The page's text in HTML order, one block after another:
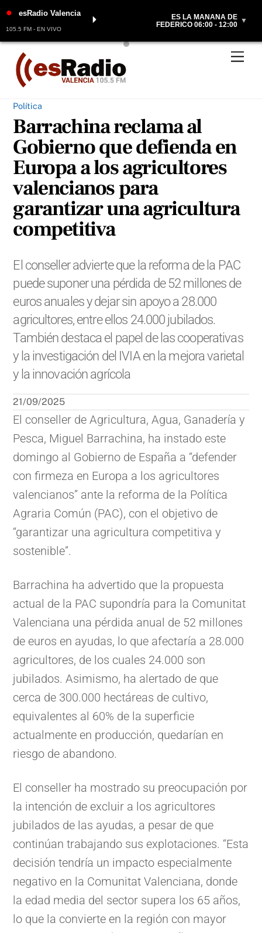
Skip
content
● esRadio Valencia
105.5 FM - EN VIVO
⏵
ES LA MAÑANA DE
FEDERICO 06:00 - 12:00 ▼
Política
Barrachina reclama al
Gobierno que defienda en
Europa a los agricultores
valencianos para
garantizar una agricultura
competitiva
El conseller advierte que la reforma de la PAC
puede suponer una pérdida de 52 millones de
euros anuales y dejar sin apoyo a 28.000
agricultores, entre ellos 24.000 jubilados.
También destaca el papel de las cooperativas
y la investigación del IVIA en la mejora varietal
y la innovación agrícola
21/09/2025
El conseller de Agricultura, Agua, Ganadería y
Pesca, Miguel Barrachina, ha instado este
domingo al Gobierno de España a “defender
con firmeza en Europa a los agricultores
valencianos” ante la reforma de la Política
Agraria Común (PAC), con el objetivo de
“garantizar una agricultura competitiva y
sostenible”.
Barrachina ha advertido que la propuesta
actual de la PAC supondría para la Comunitat
Valenciana una pérdida anual de 52 millones
de euros en ayudas, lo que afectaría a 28.000
agricultores, de los cuales 24.000 son
jubilados. Asimismo, ha alertado de que
cerca de 300.000 hectáreas de cultivo,
equivalentes al 60% de la superficie
actualmente en producción, quedarían en
riesgo de abandono.
El conseller ha mostrado su preocupación por
la intención de excluir a los agricultores
jubilados de las ayudas, a pesar de que
continúan trabajando sus explotaciones. “Esta
decisión tendría un impacto especialmente
negativo en la Comunitat Valenciana, donde
la edad media del sector supera los 65 años,
lo que la convierte en la región con mayor